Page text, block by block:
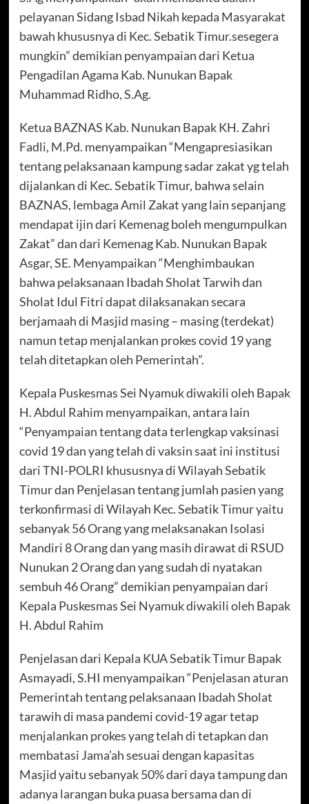
pelayanan Sidang Isbad Nikah kepada Masyarakat
bawah khususnya di Kec. Sebatik Timur.sesegera
mungkin” demikian penyampaian dari Ketua
Pengadilan Agama Kab. Nunukan Bapak
Muhammad Ridho, S.Ag.
Ketua BAZNAS Kab. Nunukan Bapak KH. Zahri
Fadli, M.Pd. menyampaikan “Mengapresiasikan
tentang pelaksanaan kampung sadar zakat yg telah
dijalankan di Kec. Sebatik Timur, bahwa selain
BAZNAS, lembaga Amil Zakat yang lain sepanjang
mendapat ijin dari Kemenag boleh mengumpulkan
Zakat” dan dari Kemenag Kab. Nunukan Bapak
Asgar, SE. Menyampaikan “Menghimbaukan
bahwa pelaksanaan Ibadah Sholat Tarwih dan
Sholat Idul Fitri dapat dilaksanakan secara
berjamaah di Masjid masing – masing (terdekat)
namun tetap menjalankan prokes covid 19 yang
telah ditetapkan oleh Pemerintah”.
Kepala Puskesmas Sei Nyamuk diwakili oleh Bapak
H. Abdul Rahim menyampaikan, antara lain
“Penyampaian tentang data terlengkap vaksinasi
covid 19 dan yang telah di vaksin saat ini institusi
dari TNI-POLRI khususnya di Wilayah Sebatik
Timur dan Penjelasan tentang jumlah pasien yang
terkonfirmasi di Wilayah Kec. Sebatik Timur yaitu
sebanyak 56 Orang yang melaksanakan Isolasi
Mandiri 8 Orang dan yang masih dirawat di RSUD
Nunukan 2 Orang dan yang sudah di nyatakan
sembuh 46 Orang” demikian penyampaian dari
Kepala Puskesmas Sei Nyamuk diwakili oleh Bapak
H. Abdul Rahim
Penjelasan dari Kepala KUA Sebatik Timur Bapak
Asmayadi, S.HI menyampaikan “Penjelasan aturan
Pemerintah tentang pelaksanaan Ibadah Sholat
tarawih di masa pandemi covid-19 agar tetap
menjalankan prokes yang telah di tetapkan dan
membatasi Jama’ah sesuai dengan kapasitas
Masjid yaitu sebanyak 50% dari daya tampung dan
adanya larangan buka puasa bersama dan di